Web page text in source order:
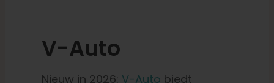
V-Auto
Nieuw in 2026: V-Auto biedt